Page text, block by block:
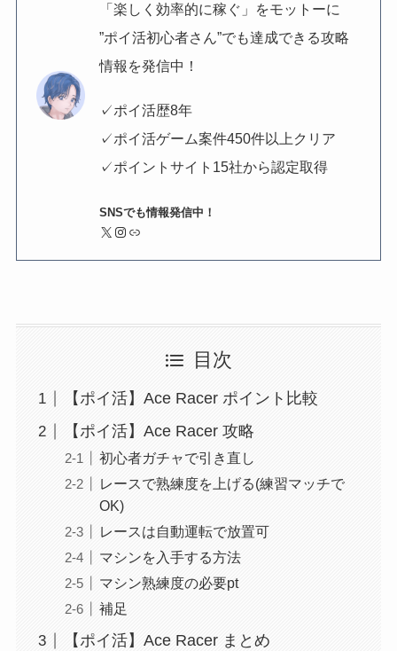
「楽しく効率的に稼ぐ」をモットーに
”ポイ活初心者さん”でも達成できる攻略
情報を発信中！
✓ポイ活歴8年
✓ポイ活ゲーム案件450件以上クリア
✓ポイントサイト15社から認定取得
SNSでも情報発信中！
X Instagram リンク
目次
【ポイ活】Ace Racer ポイント比較
【ポイ活】Ace Racer 攻略
初心者ガチャで引き直し
レースで熟練度を上げる(練習マッチで
OK)
レースは自動運転で放置可
マシンを入手する方法
マシン熟練度の必要pt
補足
【ポイ活】Ace Racer まとめ